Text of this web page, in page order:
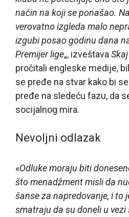
način na koji se ponašao.
verovatno izgleda malo
izgubi posao godinu dana
Premijer lige„, izveštava
pročitali engleske medije,
se pređe na stvar kako bi
pređe na sledeću fazu, da
socijalnog mira.
Nevoljni odlazak
«Odluke moraju biti
što menadžment misli da
šanse za napredovanje, i to
smatraju da su doneli u